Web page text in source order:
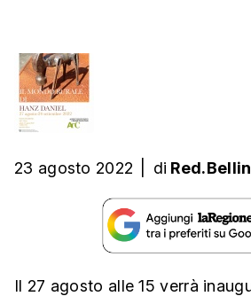
23 agosto 2022 di
Il 27 agosto alle 15 verrà